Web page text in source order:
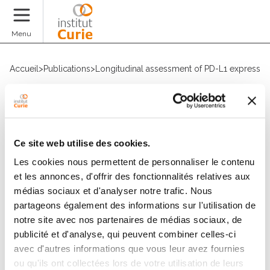
Ce site web utilise des cookies.
Les cookies nous permettent de personnaliser le contenu
et les annonces, d'offrir des fonctionnalités relatives aux
médias sociaux et d'analyser notre trafic. Nous
partageons également des informations sur l'utilisation de
notre site avec nos partenaires de médias sociaux, de
publicité et d'analyse, qui peuvent combiner celles-ci
avec d'autres informations que vous leur avez fournies
ou qu'ils ont collectées lors de votre utilisation de leurs
Menu
Accueil >Publications> Longitudinal assessment of PD-L1
Suivez l'Institut Curie
Retrouvez notre actualité sur les réseaux